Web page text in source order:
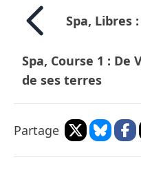
Spa, Libres
Spa, Course 1 : De
de ses terres
Partage